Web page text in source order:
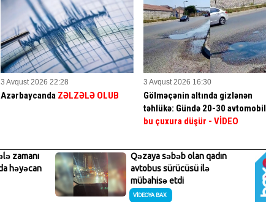
3 Avqust 2026 22:28
Azərbaycanda ZƏLZƏLƏ OLUB
3 Avqust 2026 16:30
Gölməçənin altında gizlənən
təhlükə: Gündə 20-30 avtomobil
bu çuxura düşür - VİDEO